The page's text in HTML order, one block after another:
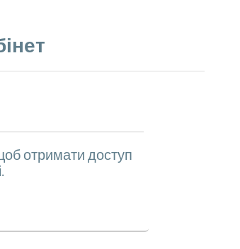
отримати доступ